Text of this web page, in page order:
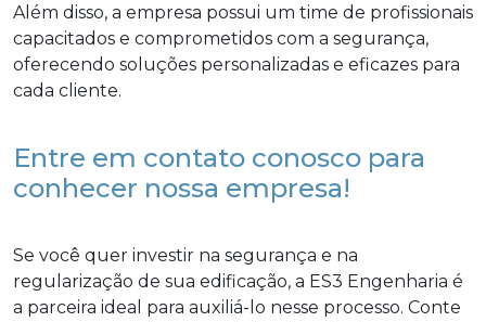
Além disso, a empresa possui um time de profissionais
capacitados e comprometidos com a segurança,
oferecendo soluções personalizadas e eficazes para
cada cliente.
Entre em contato conosco para
conhecer nossa empresa!
Se você quer investir na segurança e na
regularização de sua edificação, a ES3 Engenharia é
a parceira ideal para auxiliá-lo nesse processo. Conte